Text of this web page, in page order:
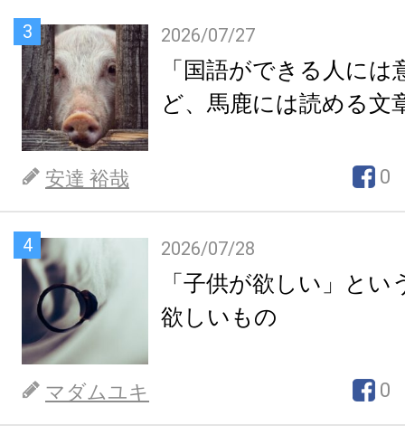
3 2026/07/27
「国語ができる人には
ど、馬鹿には読める文
安達 裕哉 0
4 2026/07/28
「子供が欲しい」とい
欲しいもの
マダムユキ 0